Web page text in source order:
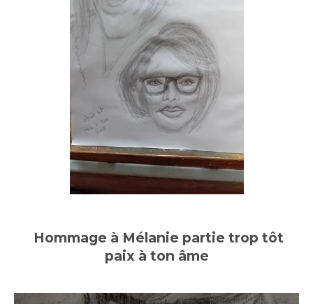
Hommage à Mélanie partie trop tôt
paix à ton âme